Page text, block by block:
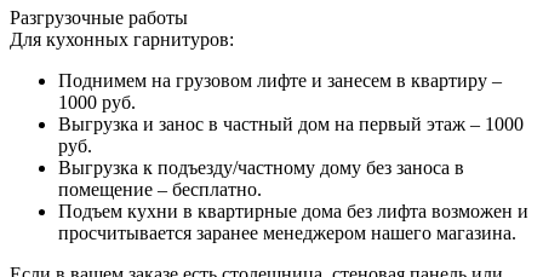
Разгрузочные работы
Для кухонных гарнитуров:
Поднимем на грузовом лифте и занесем в квартиру –
1000 руб.
Выгрузка и занос в частный дом на первый этаж – 1000
руб.
Выгрузка к подъезду/частному дому без заноса в
помещение – бесплатно.
Подъем кухни в квартирные дома без лифта возможен и
просчитывается заранее менеджером нашего магазина.